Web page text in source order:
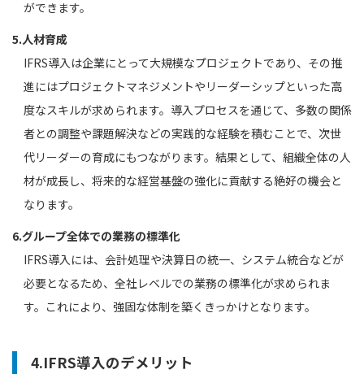
ができます。
5.人材育成
IFRS導入は企業にとって大規模なプロジェクトであり、その推
進にはプロジェクトマネジメントやリーダーシップといった高
度なスキルが求められます。導入プロセスを通じて、多数の関係
者との調整や課題解決などの実践的な経験を積むことで、次世
代リーダーの育成にもつながります。結果として、組織全体の人
材が成長し、将来的な経営基盤の強化に貢献する絶好の機会と
なります。
6.グループ全体での業務の標準化
IFRS導入には、会計処理や決算日の統一、システム統合などが
必要となるため、全社レベルでの業務の標準化が求められま
す。これにより、強固な体制を築くきっかけとなります。
4.IFRS導入のデメリット